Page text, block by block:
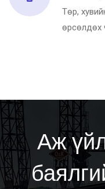
Төр,
өрсөлдөх
Аж